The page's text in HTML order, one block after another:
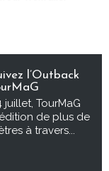
l’Outback
TourMaG
de plus de
à travers...